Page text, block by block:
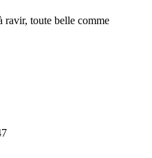
ravir, toute belle comme